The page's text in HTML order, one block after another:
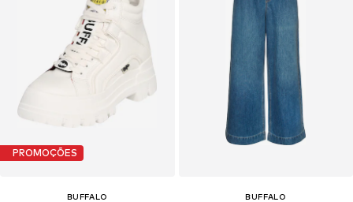
PROMOÇÕES
BUFFALO
BUFFALO